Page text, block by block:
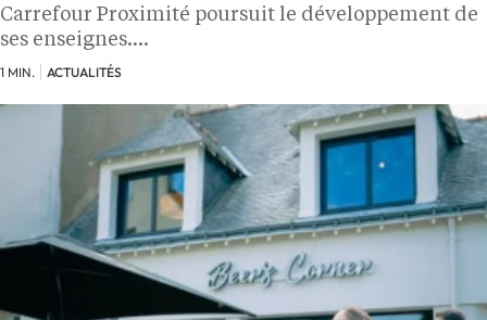
Carrefour Proximité poursuit le développement de
ses enseignes.…
1 MIN. ACTUALITÉS